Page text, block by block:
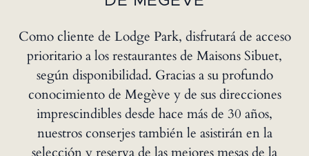
Como cliente de Lodge Park, disfrutará de acceso
prioritario a los restaurantes de Maisons Sibuet,
según disponibilidad. Gracias a su profundo
conocimiento de Megève y de sus direcciones
imprescindibles desde hace más de 30 años,
nuestros conserjes también le asistirán en la